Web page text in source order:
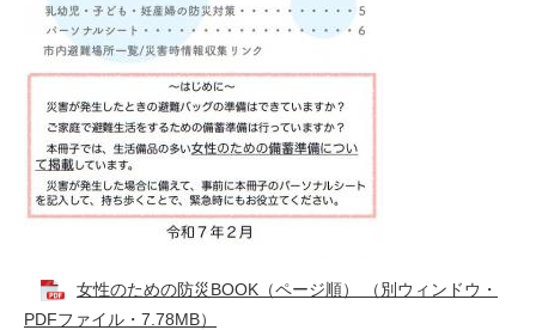
女性のための防災BOOK（ページ順） （別ウィンドウ・
PDFファイル・7.78MB）